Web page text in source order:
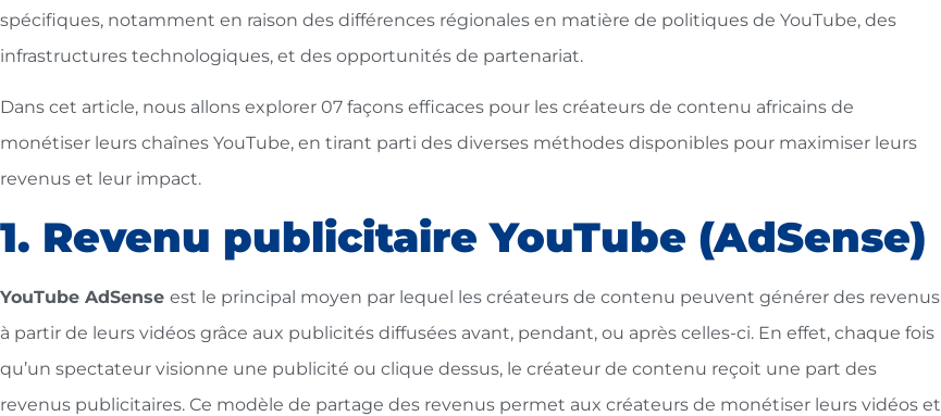
spécifiques, notamment en raison des différences régionales en matière de politiques de YouTube, des
infrastructures technologiques, et des opportunités de partenariat.
Dans cet article, nous allons explorer 07 façons efficaces pour les créateurs de contenu africains de
monétiser leurs chaînes YouTube, en tirant parti des diverses méthodes disponibles pour maximiser leurs
revenus et leur impact.
1. Revenu publicitaire YouTube (AdSense)
YouTube AdSense est le principal moyen par lequel les créateurs de contenu peuvent générer des revenus
à partir de leurs vidéos grâce aux publicités diffusées avant, pendant, ou après celles-ci. En effet, chaque fois
qu’un spectateur visionne une publicité ou clique dessus, le créateur de contenu reçoit une part des
revenus publicitaires. Ce modèle de partage des revenus permet aux créateurs de monétiser leurs vidéos et